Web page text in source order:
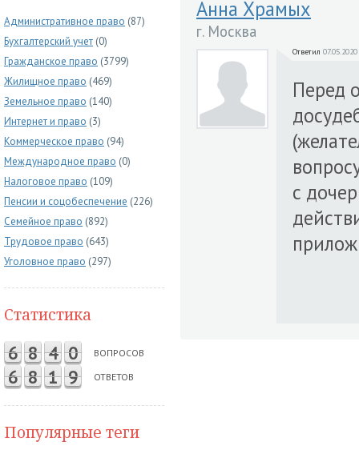
Административное право (87)
Бухгалтерский учет (0)
Гражданское право (3799)
Жилищное право (469)
Земельное право (140)
Интернет и право (3)
Коммерческое право (94)
Международное право (0)
Налоговое право (109)
Пенсии и соцобеспечение (226)
Семейное право (892)
Трудовое право (643)
Уголовное право (297)
Статистика
6 8 4 0 ВОПРОСОВ
6 8 1 9 ОТВЕТОВ
Популярные теги
Анна Храмых
г. Москва
Ответил
Перед
с